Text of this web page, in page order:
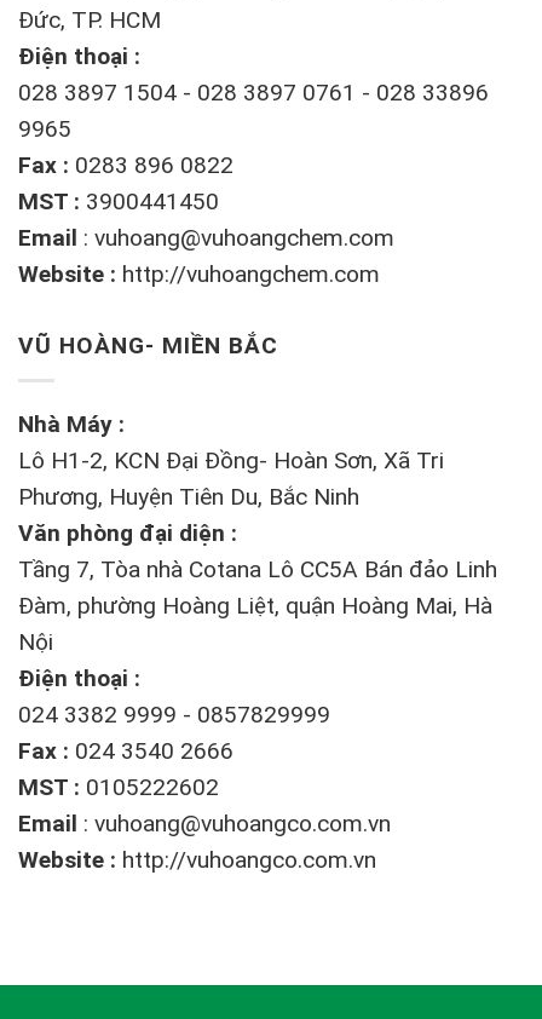
Đức, TP. HCM
Điện thoại :
028 3897 1504 - 028 3897 0761 - 028 33896
9965
Fax : 0283 896 0822
MST : 3900441450
Email : vuhoang@vuhoangchem.com
Website : http://vuhoangchem.com
VŨ HOÀNG- MIỀN BẮC
Nhà Máy :
Lô H1-2, KCN Đại Đồng- Hoàn Sơn, Xã Tri
Phương, Huyện Tiên Du, Bắc Ninh
Văn phòng đại diện :
Tầng 7, Tòa nhà Cotana Lô CC5A Bán đảo Linh
Đàm, phường Hoàng Liệt, quận Hoàng Mai, Hà
Nội
Điện thoại :
024 3382 9999 - 0857829999
Fax : 024 3540 2666
MST : 0105222602
Email : vuhoang@vuhoangco.com.vn
Website : http://vuhoangco.com.vn